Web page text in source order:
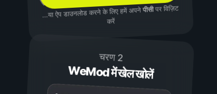
...या ऐप डाउनलोड करने के लिए हमें अपनेपीसीपर विज़िट
करें
चरण 2
WeMod में खेल खोलें